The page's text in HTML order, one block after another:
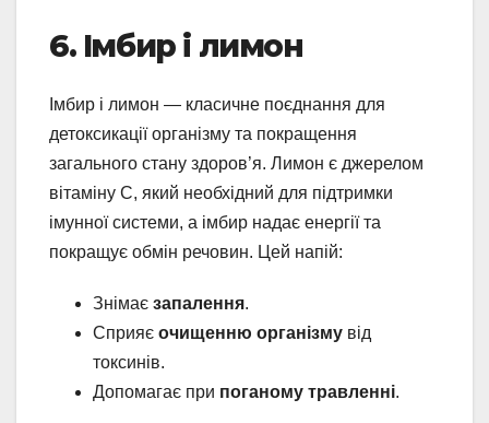
6. Імбир і лимон
Імбир і лимон — класичне поєднання для
детоксикації організму та покращення
загального стану здоров’я. Лимон є джерелом
вітаміну C, який необхідний для підтримки
імунної системи, а імбир надає енергії та
покращує обмін речовин. Цей напій:
Знімає запалення.
Сприяє очищенню організму від
токсинів.
Допомагає при поганому травленні.